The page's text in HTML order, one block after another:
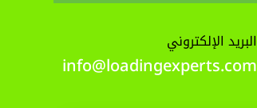
البريد الإلكتروني
info@loadingexperts.com